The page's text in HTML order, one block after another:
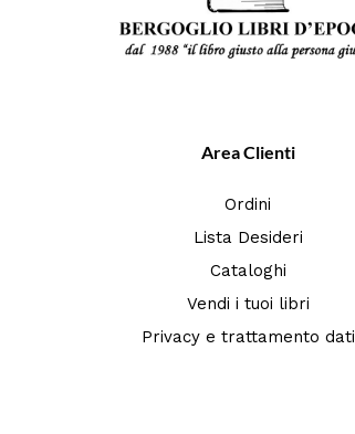
Area Clienti
Ordini
Lista Desideri
Cataloghi
Vendi i tuoi libri
Privacy e trattamento dati